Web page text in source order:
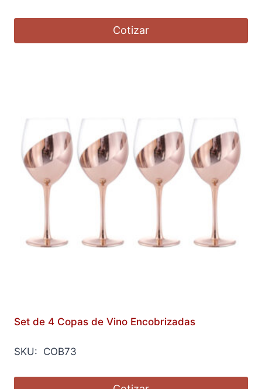
Cotizar
Set de 4 Copas de Vino Encobrizadas
SKU: COB73